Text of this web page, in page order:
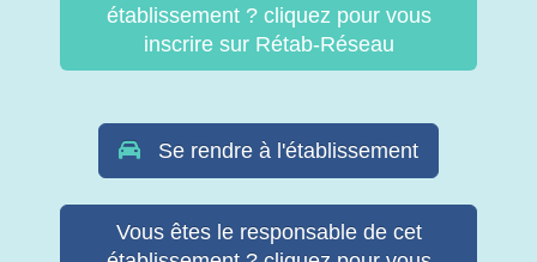
établissement ? cliquez pour vous
inscrire sur Rétab-Réseau
Se rendre à l'établissement
Vous êtes le responsable de cet